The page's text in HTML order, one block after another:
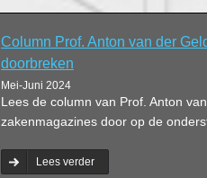
Column Prof. Anton van der
doorbreken
Mei-Juni 2024
Lees de column van Prof. Anton
zakenmagazines door op de
Lees verder